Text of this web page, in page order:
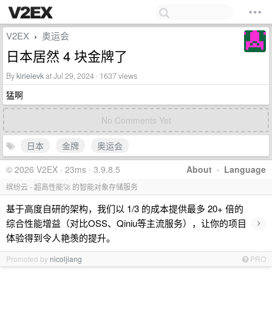
V2EX › 奥运会
日本居然 4 块金牌了
Bykirieievkat Jul 29, 2024 · 1637 views
猛啊
No Comments Yet
日本 金牌
奥运会
About · Language
© 2026 V2EX · 23ms · 3.9.8.5
缤纷云 - 超高性能🚀 的智能对象存储服务
基于高度自研的架构，我们以 1/3 的成本提供最多 20+ 倍的
综合性能增益（对比OSS、Qiniu等主流服务），让你的项目
体验得到令人艳羡的提升。
›
Promoted by nicoljiang PRO